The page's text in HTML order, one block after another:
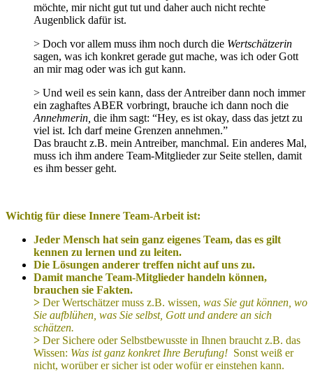
möchte, mir nicht gut tut und daher auch nicht rechte
Augenblick dafür ist.
> Doch vor allem muss ihm noch durch die Wertschätzerin
sagen, was ich konkret gerade gut mache, was ich oder Gott
an mir mag oder was ich gut kann.
> Und weil es sein kann, dass der Antreiber dann noch immer
ein zaghaftes ABER vorbringt, brauche ich dann noch die
Annehmerin, die ihm sagt: “Hey, es ist okay, dass das jetzt zu
viel ist. Ich darf meine Grenzen annehmen.”
Das braucht z.B. mein Antreiber, manchmal. Ein anderes Mal,
muss ich ihm andere Team-Mitglieder zur Seite stellen, damit
es ihm besser geht.
Wichtig für diese Innere Team-Arbeit ist:
Jeder Mensch hat sein ganz eigenes Team, das es gilt
kennen zu lernen und zu leiten.
Die Lösungen anderer treffen nicht auf uns zu.
Damit manche Team-Mitglieder handeln können,
brauchen sie Fakten.
> Der Wertschätzer muss z.B. wissen, was Sie gut können, wo
Sie aufblühen, was Sie selbst, Gott und andere an sich
schätzen.
> Der Sichere oder Selbstbewusste in Ihnen braucht z.B. das
Wissen: Was ist ganz konkret Ihre Berufung! Sonst weiß er
nicht, worüber er sicher ist oder wofür er einstehen kann.